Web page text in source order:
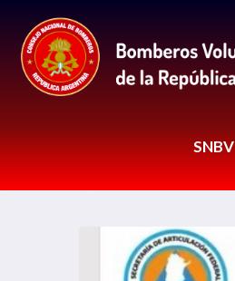
SNBV